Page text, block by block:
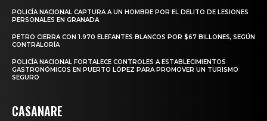
POLICÍA NACIONAL CAPTURA A UN HOMBRE POR EL DELITO DE LESIONES
PERSONALES EN GRANADA
PETRO CIERRA CON 1.970 ELEFANTES BLANCOS POR $67 BILLONES, SEGÚN
CONTRALORÍA
POLICÍA NACIONAL FORTALECE CONTROLES A ESTABLECIMIENTOS
GASTRONÓMICOS EN PUERTO LÓPEZ PARA PROMOVER UN TURISMO
SEGURO
CASANARE